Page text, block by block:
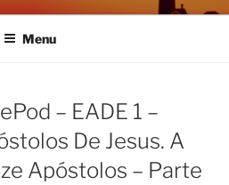
Menu
– EADE 1 –
De Jesus. A
Apóstolos – Parte